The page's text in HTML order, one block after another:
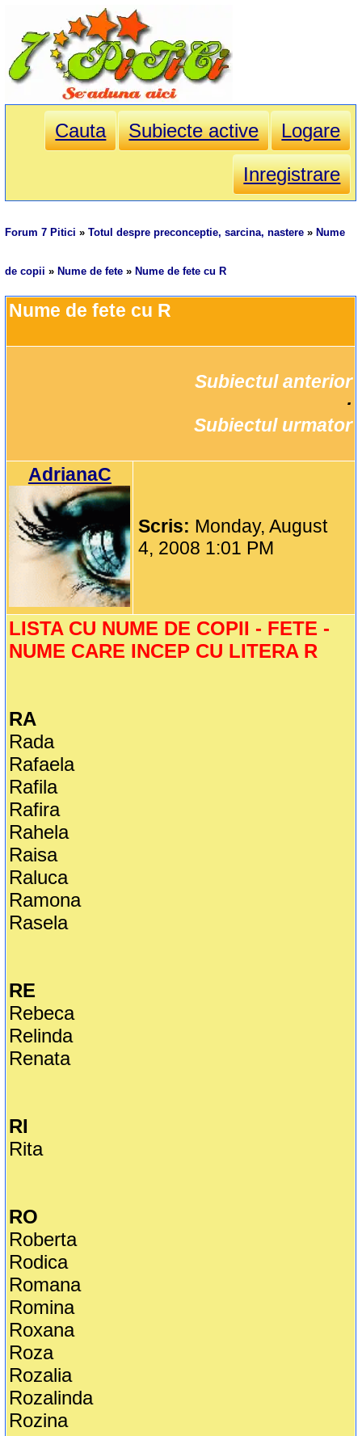
Cauta Subiecte active
Logare
Inregistrare
Forum 7 Pitici »Totul despre preconceptie, sarcina, nastere » Nume
de copii » Nume de fete » Nume de fete cu R
Nume de fete cu R
Subiectul anterior
Subiectul urmator
AdrianaC
Scris: Monday, August
4, 2008 1:01 PM
LISTA CU NUME DE COPII - FETE -
NUME CARE INCEP CU LITERA R
RA
Rada
Rafaela
Rafila
Rafira
Rahela
Raisa
Raluca
Ramona
Rasela
RE
Rebeca
Relinda
Renata
RI
Rita
RO
Roberta
Rodica
Romana
Romina
Roxana
Roza
Rozalia
Rozalinda
Rozina